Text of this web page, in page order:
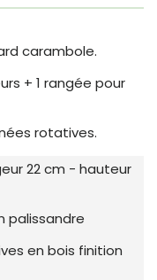
carambole.
+ 1 rangée pour
rotatives.
22 cm - hauteur
palissandre
en bois finition